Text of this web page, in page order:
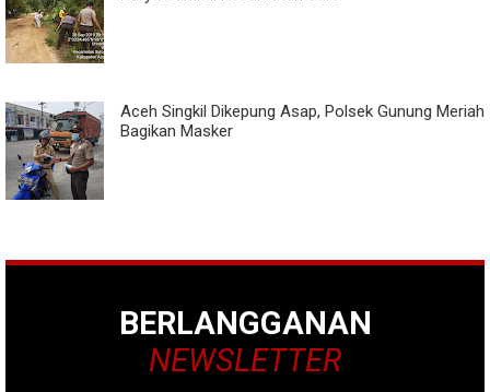
Aceh Singkil Dikepung Asap, Polsek Gunung Meriah
Bagikan Masker
BERLANGGANAN
NEWSLETTER